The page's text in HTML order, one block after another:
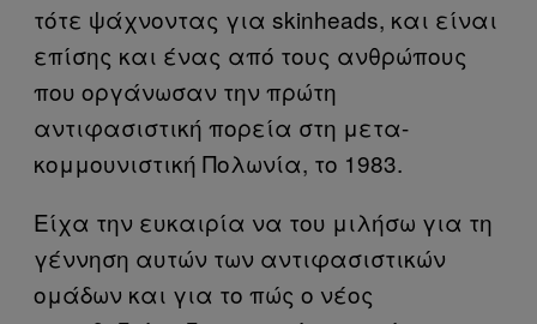
τότε ψάχνοντας για skinheads, και είναι
επίσης και ένας από τους ανθρώπους
που οργάνωσαν την πρώτη
αντιφασιστική πορεία στη μετα-
κομμουνιστική Πολωνία, το 1983.
Είχα την ευκαιρία να του μιλήσω για τη
γέννηση αυτών των αντιφασιστικών
ομάδων και για το πώς ο νέος